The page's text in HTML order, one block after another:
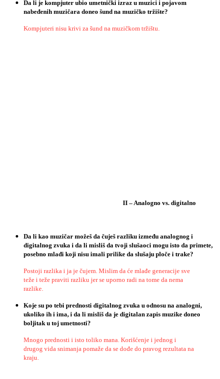
Da li je kompjuter ubio umetnički izraz u muzici i pojavom
nabeđenih muzičara doneo šund na muzičko tržište?
Kompjuteri nisu krivi za šund na muzičkom tržištu.
II – Analogno vs. digitalno
Da li kao muzičar možeš da čuješ razliku između analognog i
digitalnog zvuka i da li misliš da tvoji slušaoci mogu isto da primete,
posebno mlađi koji nisu imali prilike da slušaju ploče i trake?
Postoji razlika i ja je čujem. Mislim da će mlađe generacije sve
teže i teže praviti razliku jer se uporno radi na tome da nema
razlike.
Koje su po tebi prednosti digitalnog zvuka u odnosu na analogni,
ukoliko ih i ima, i da li misliš da je digitalan zapis muzike doneo
boljitak u toj umetnosti?
Mnogo prednosti i isto toliko mana. Korišćenje i jednog i
drugog vida snimanja pomaže da se dođe do pravog rezultata na
kraju.